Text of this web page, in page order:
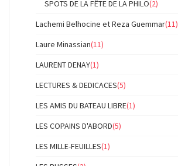
SPOTS DE LA FÊTE DE LA PHILO(2)
Lachemi Belhocine et Reza Guemmar(11)
Laure Minassian(11)
LAURENT DENAY(1)
LECTURES & DEDICACES(5)
LES AMIS DU BATEAU LIBRE(1)
LES COPAINS D'ABORD(5)
LES MILLE-FEUILLES(1)